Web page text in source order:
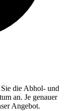
die Abhol- und
an. Je genauer
Angebot.